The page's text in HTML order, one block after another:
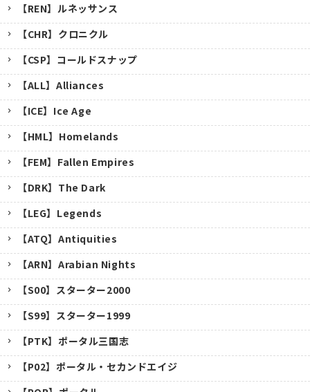
【REN】ルネッサンス
【CHR】クロニクル
【CSP】コールドスナップ
【ALL】Alliances
【ICE】Ice Age
【HML】Homelands
【FEM】Fallen Empires
【DRK】The Dark
【LEG】Legends
【ATQ】Antiquities
【ARN】Arabian Nights
【S00】スターター2000
【S99】スターター1999
【PTK】ポータル三国志
【P02】ポータル・セカンドエイジ